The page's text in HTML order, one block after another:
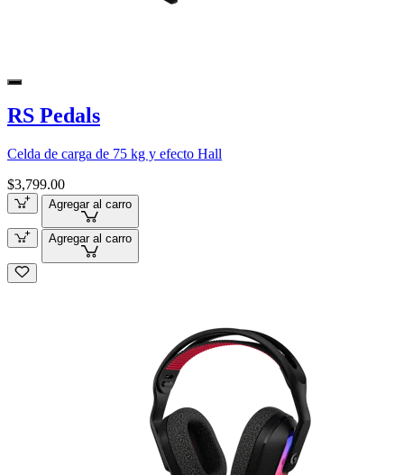
RS Pedals
Celda de carga de 75 kg y efecto Hall
$3,799.00
Agregar al carro
Agregar al carro